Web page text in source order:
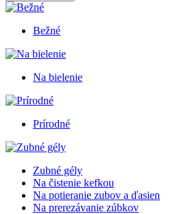
Bežné
Na bielenie
Prírodné
Zubné gély
Na čistenie kefkou
Na potieranie zubov a ďasien
Na prerezávanie zúbkov